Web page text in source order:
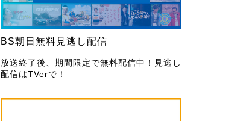
BS朝日無料見逃し配信
放送終了後、期間限定で無料配信中！見逃し
配信はTVerで！